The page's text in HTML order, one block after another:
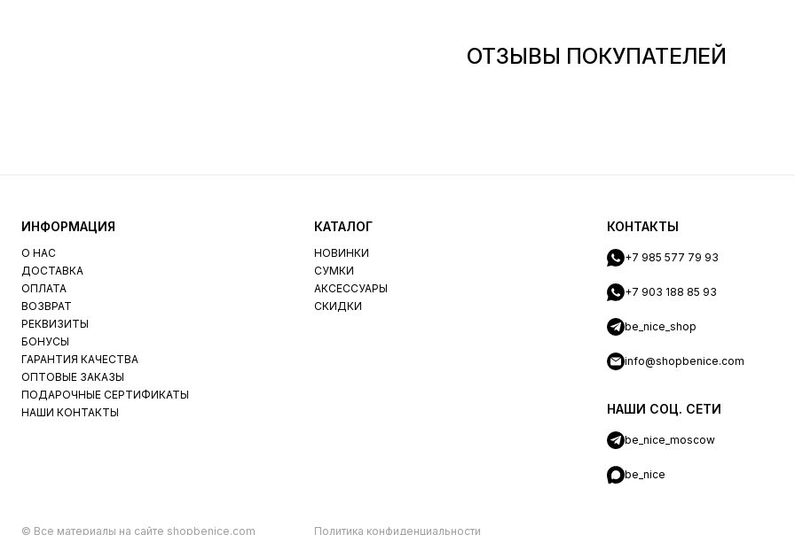
ОТЗЫВЫ ПОКУПАТЕЛЕЙ
ИНФОРМАЦИЯ
О НАС
ДОСТАВКА
ОПЛАТА
ВОЗВРАТ
РЕКВИЗИТЫ
БОНУСЫ
ГАРАНТИЯ КАЧЕСТВА
ОПТОВЫЕ ЗАКАЗЫ
ПОДАРОЧНЫЕ СЕРТИФИКАТЫ
НАШИ КОНТАКТЫ
КАТАЛОГ
НОВИНКИ
СУМКИ
АКСЕССУАРЫ
СКИДКИ
КОНТАКТЫ
+7 985 577 79 93
+7 903 188 85 93
be_nice_shop
info@shopbenice.com
НАШИ СОЦ. СЕТИ
be_nice_moscow
be_nice
© Все материалы на сайте shopbenice.com Политика конфиденциальности